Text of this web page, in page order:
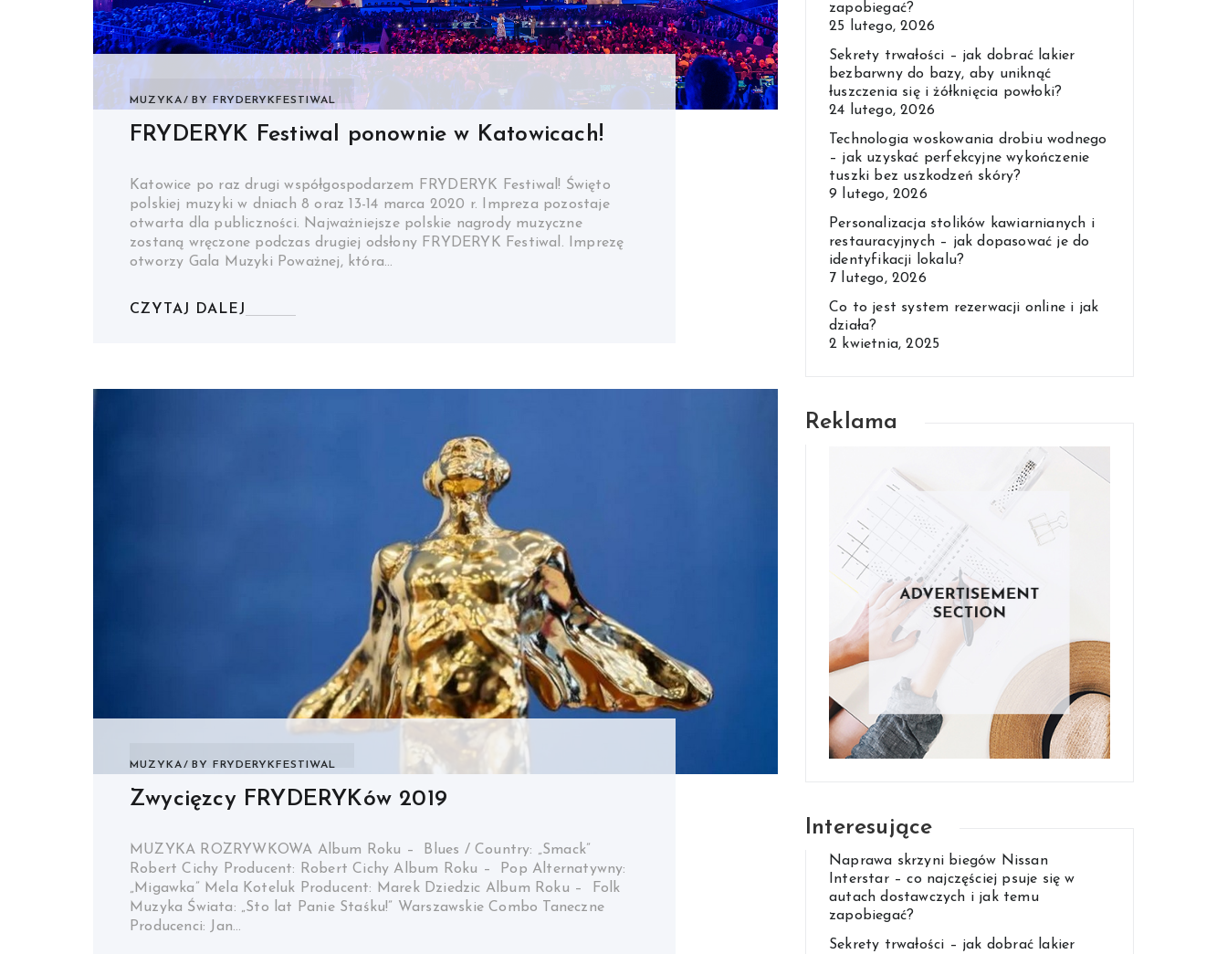
MUZYKA BY FRYDERYKFESTIWAL
FRYDERYK Festiwal ponownie w Katowicach!
Katowice po raz drugi współgospodarzem FRYDERYK Festiwal! Święto
polskiej muzyki w dniach 8 oraz 13-14 marca 2020 r. Impreza pozostaje
otwarta dla publiczności. Najważniejsze polskie nagrody muzyczne
zostaną wręczone podczas drugiej odsłony FRYDERYK Festiwal. Imprezę
otworzy Gala Muzyki Poważnej, która…
CZYTAJ DALEJ
MUZYKA BY FRYDERYKFESTIWAL
Zwycięzcy FRYDERYKów 2019
MUZYKA ROZRYWKOWA Album Roku – Blues / Country: „Smack”
Robert Cichy Producent: Robert Cichy Album Roku – Pop Alternatywny:
„Migawka” Mela Koteluk Producent: Marek Dziedzic Album Roku – Folk
Muzyka Świata: „Sto lat Panie Staśku!” Warszawskie Combo Taneczne
Producenci: Jan…
zapobiegać?
25 lutego, 2026
Sekrety trwałości – jak dobrać lakier
bezbarwny do bazy, aby uniknąć
łuszczenia się i żółknięcia powłoki?
24 lutego, 2026
Technologia woskowania drobiu wodnego
– jak uzyskać perfekcyjne wykończenie
tuszki bez uszkodzeń skóry?
9 lutego, 2026
Personalizacja stolików kawiarnianych i
restauracyjnych – jak dopasować je do
identyfikacji lokalu?
7 lutego, 2026
Co to jest system rezerwacji online i jak
działa?
2 kwietnia, 2025
Reklama
Interesujące
Naprawa skrzyni biegów Nissan
Interstar – co najczęściej psuje się w
autach dostawczych i jak temu
zapobiegać?
Sekrety trwałości – jak dobrać lakier